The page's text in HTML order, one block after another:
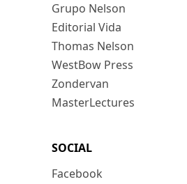
Grupo Nelson
Editorial Vida
Thomas Nelson
WestBow Press
Zondervan
MasterLectures
SOCIAL
Facebook